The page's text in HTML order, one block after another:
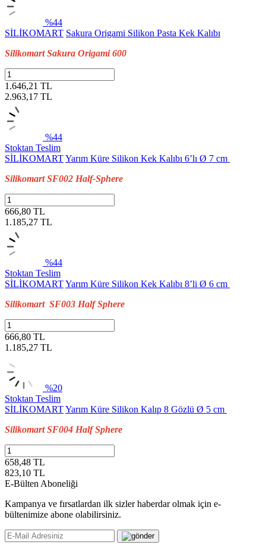
%44
SİLİKOMART Sakura Origami Silikon Pasta Kek Kalıbı
Silikomart Sakura Origami 600
1.646,21 TL
2.963,17 TL
%44
Stoktan Teslim
SİLİKOMARTYarım Küre Silikon Kek Kalıbı 6’lı Ø 7 cm
Silikomart SF002 Half-Sphere
666,80 TL
1.185,27 TL
%44
Stoktan Teslim
SİLİKOMARTYarım Küre Silikon Kek Kalıbı 8’li Ø 6 cm
Silikomart SF003 Half Sphere
666,80 TL
1.185,27 TL
%20
Stoktan Teslim
SİLİKOMARTYarım Küre Silikon Kalıp 8 Gözlü Ø 5 cm
Silikomart SF004 Half Sphere
658,48 TL
823,10 TL
E-Bülten Aboneliği
Kampanya ve fırsatlardan ilk sizler haberdar olmak için e-
bültenimize abone olabilirsiniz.